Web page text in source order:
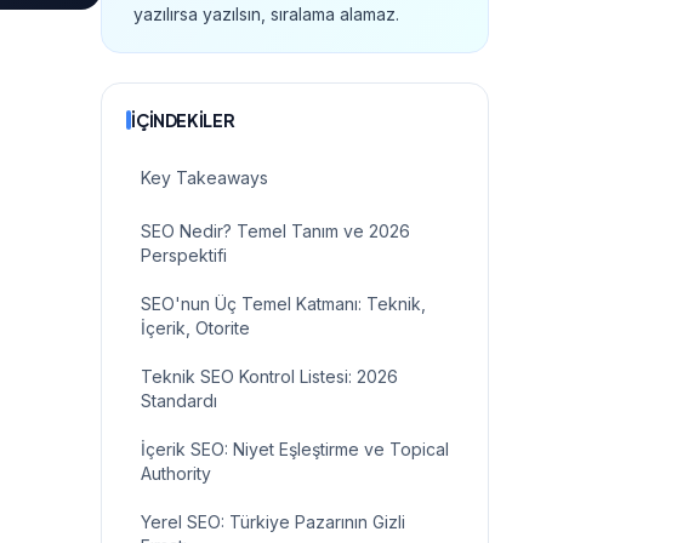
yazılırsa yazılsın, sıralama alamaz.
İÇİNDEKİLER
Key Takeaways
SEO Nedir? Temel Tanım ve 2026
Perspektifi
SEO'nun Üç Temel Katmanı: Teknik,
İçerik, Otorite
Teknik SEO Kontrol Listesi: 2026
Standardı
İçerik SEO: Niyet Eşleştirme ve Topical
Authority
Yerel SEO: Türkiye Pazarının Gizli